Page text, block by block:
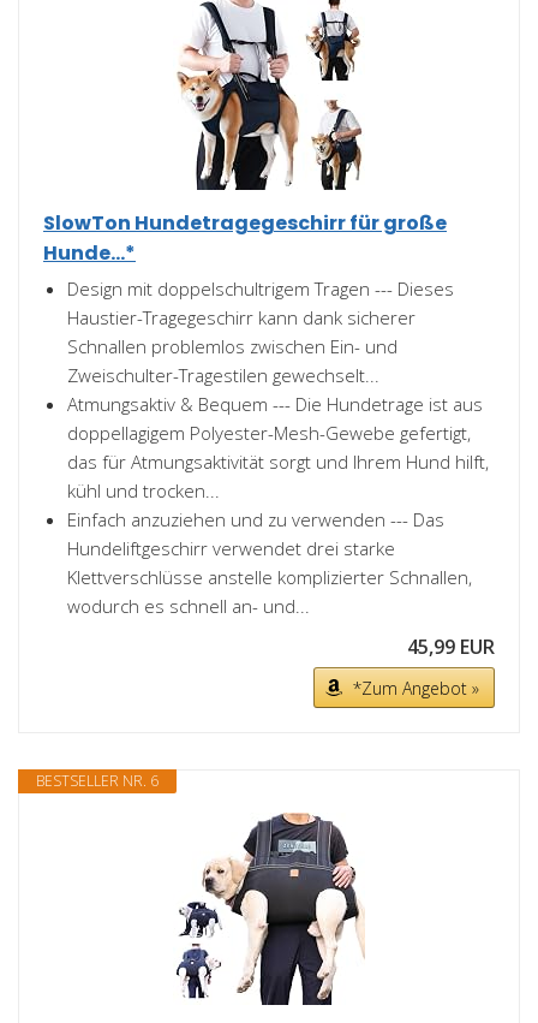
SlowTon Hundetragegeschirr für große
Hunde...*
Design mit doppelschultrigem Tragen --- Dieses
Haustier-Tragegeschirr kann dank sicherer
Schnallen problemlos zwischen Ein- und
Zweischulter-Tragestilen gewechselt...
Atmungsaktiv & Bequem --- Die Hundetrage ist aus
doppellagigem Polyester-Mesh-Gewebe gefertigt,
das für Atmungsaktivität sorgt und Ihrem Hund hilft,
kühl und trocken...
Einfach anzuziehen und zu verwenden --- Das
Hundeliftgeschirr verwendet drei starke
Klettverschlüsse anstelle komplizierter Schnallen,
wodurch es schnell an- und...
45,99 EUR
*Zum Angebot »
BESTSELLER NR. 6